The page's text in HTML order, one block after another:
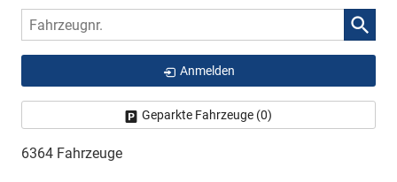
Fahrzeugnr.
Anmelden
Geparkte Fahrzeuge (0)
6364 Fahrzeuge